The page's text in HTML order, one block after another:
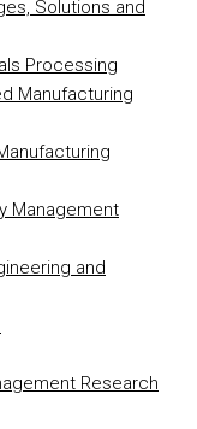
Solutions and
Processing
Manufacturing
Management
and
Research